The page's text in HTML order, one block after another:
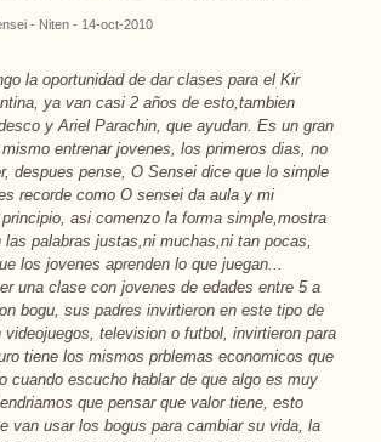
- Niten - 14-oct-2010
la oportunidad de dar clases para el Kir
ya van casi 2 años de esto,tambien
y Ariel Parachin, que ayudan. Es un gran
entrenar jovenes, los primeros dias, no
despues pense, O Sensei dice que lo simple
recorde como O sensei da aula y mi
asi comenzo la forma simple,mostra
las palabras justas,ni muchas,ni tan pocas,
los jovenes aprenden lo que juegan...
una clase con jovenes de edades entre 5 a
bogu, sus padres invirtieron en este tipo de
videojuegos, television o futbol, invirtieron para
tiene los mismos prblemas economicos que
cuando escucho hablar de que algo es muy
que pensar que valor tiene, esto
van usar los bogus para cambiar su vida, la